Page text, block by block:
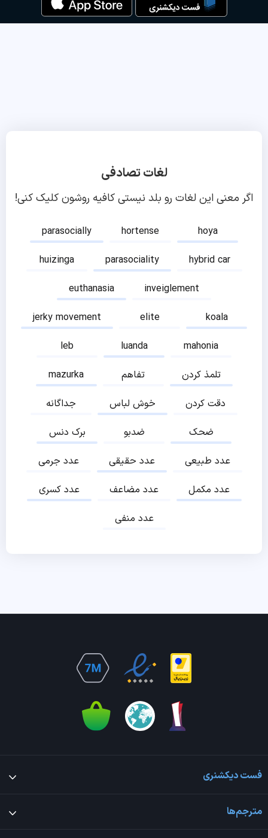
لغات تصادفی
اگر معنی این لغات رو بلد نیستی کافیه روشون کلیک کنی!
parasocially hortense
hoya
huizinga
parasociality
hybrid car
euthanasia
inveiglement
jerky movement
elite
koala
leb
luanda
mahonia
mazurka
تفاهم
تلمذ کردن
جداگانه
خوش لباس
دقت کردن
برک دنس
ضدبو
ضحک
عدد جرمی
عدد حقیقی
عدد طبیعی
عدد کسری
عدد مضاعف
عدد مکمل
عدد منفی
فست دیکشنری
مترجم‌ها